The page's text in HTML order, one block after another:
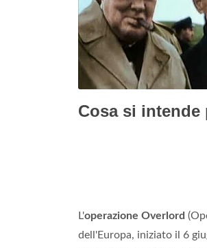
Cosa si intende
L'operazione Overlord
dell'Europa, iniziato il 6